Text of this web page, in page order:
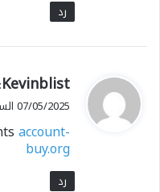
رد
ي
ق
ل
Kevinblist
:
07/05/2025 الساعة 15:43
account-
buy.org
رد